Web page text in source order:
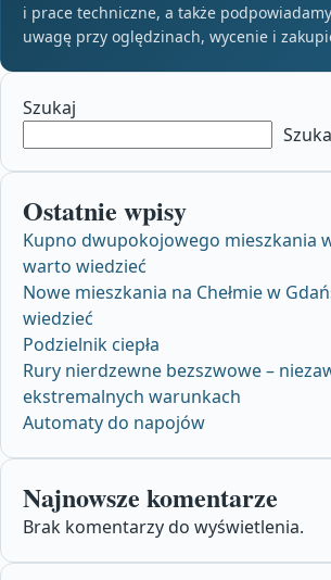
i prace techniczne, a także
uwagę przy oględzinach, wycenie i
Szukaj
Ostatnie wpisy
Kupno dwupokojowego mieszkania
warto wiedzieć
Nowe mieszkania na Chełmie w
wiedzieć
Podzielnik ciepła
Rury nierdzewne bezszwowe –
ekstremalnych warunkach
Automaty do napojów
Najnowsze komentarze
Brak komentarzy do wyświetlenia.